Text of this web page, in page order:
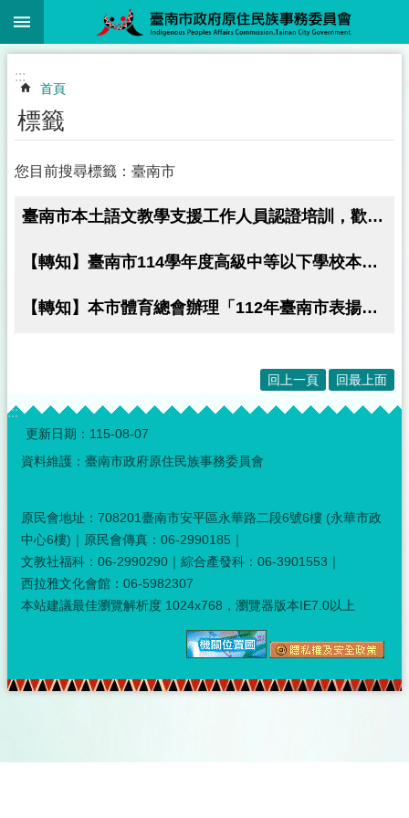
跳到主要內容區塊
:::
首頁
標籤
您目前搜尋標籤：臺南市
臺南市本土語文教學支援工作人員認證培訓，歡迎踴躍報名參加！
【轉知】臺南市114學年度高級中等以下學校本土語文教學支援工作人員（含現職教師）認證培訓研習計畫
【轉知】本市體育總會辦理「112年臺南市表揚體育有功團體及人員實施計畫」
回上一頁 回最上面
:::
更新日期： 115-08-07
資料維護：臺南市政府原住民族事務委員會
原民會地址：708201臺南市安平區永華路二段6號6樓 (永華市政
中心6樓)｜原民會傳真：06-2990185｜
文教社福科：06-2990290｜綜合產發科：06-3901553｜
西拉雅文化會館：06-5982307
本站建議最佳瀏覽解析度 1024x768，瀏覽器版本IE7.0以上